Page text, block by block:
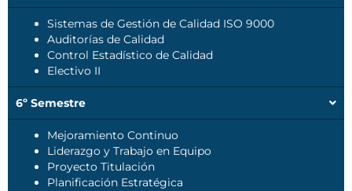
Sistemas de Gestión de Calidad ISO 9000
Auditorías de Calidad
Control Estadístico de Calidad
Electivo II
6º Semestre
Mejoramiento Continuo
Liderazgo y Trabajo en Equipo
Proyecto Titulación
Planificación Estratégica